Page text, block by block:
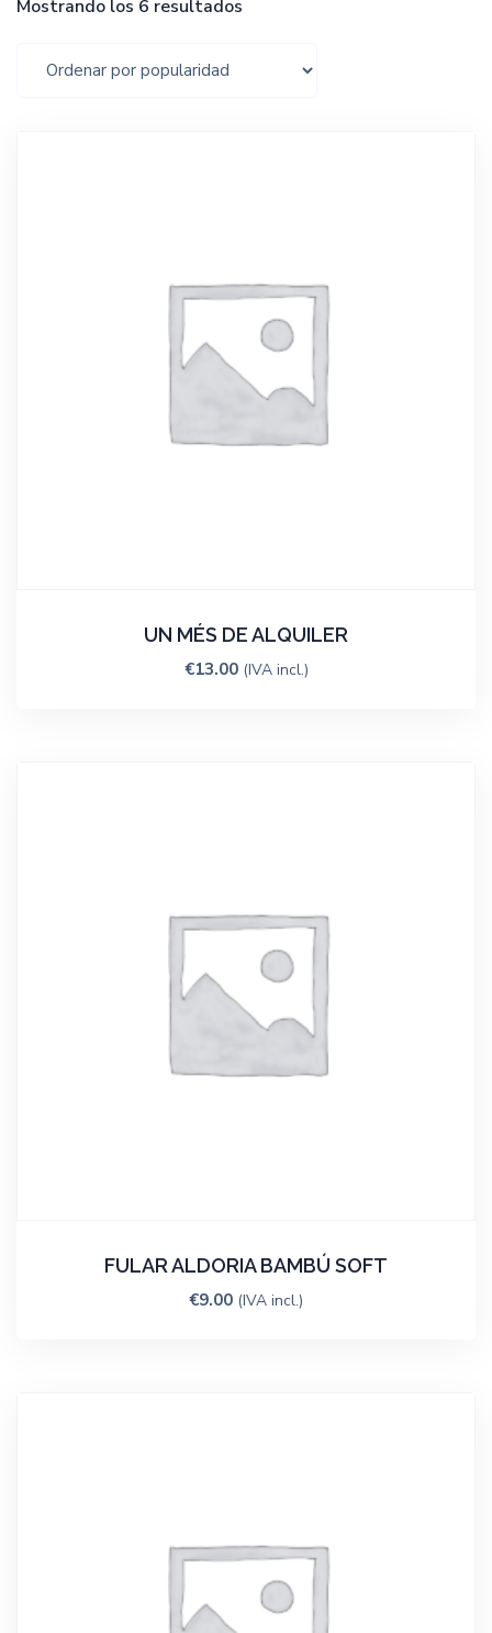
Mostrando los 6 resultados
UN MÉS DE ALQUILER
€13.00 (IVA incl.)
FULAR ALDORIA BAMBÚ SOFT
€9.00 (IVA incl.)